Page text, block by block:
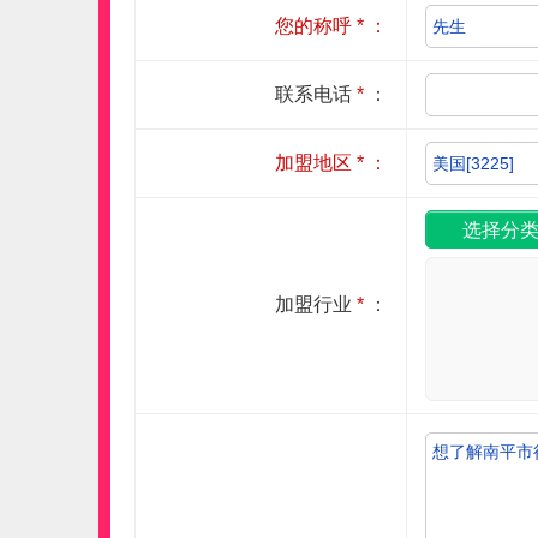
您的称呼 * ：
联系电话 * ：
加盟地区 * ：
加盟行业 * ：